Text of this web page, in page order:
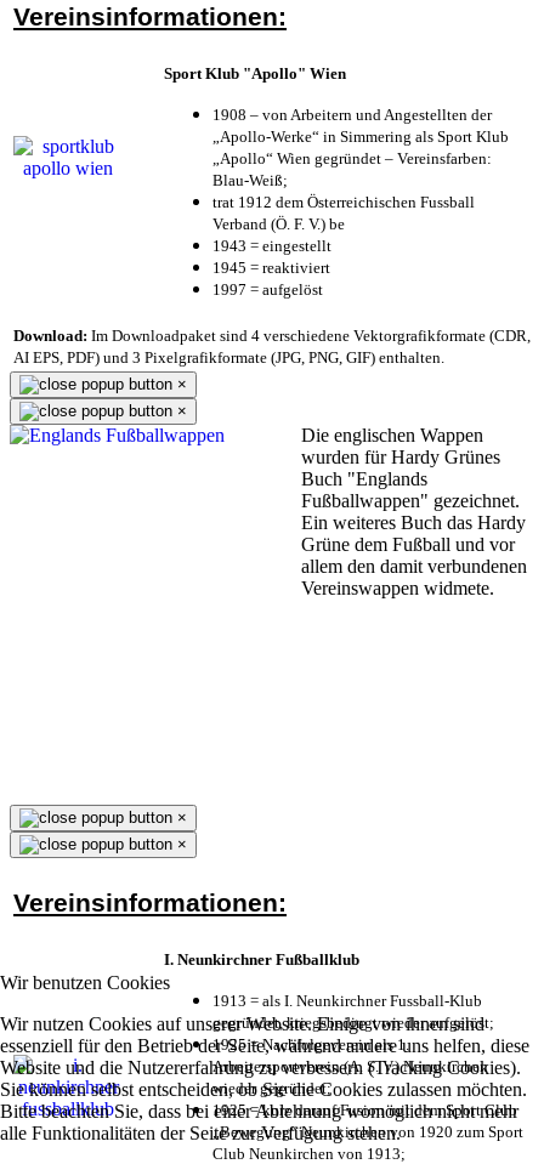
Wir benutzen Cookies
Wir nutzen Cookies auf unserer Website. Einige von ihnen sind
essenziell für den Betrieb der Seite, während andere uns helfen, diese
Website und die Nutzererfahrung zu verbessern (Tracking Cookies).
Sie können selbst entscheiden, ob Sie die Cookies zulassen möchten.
Bitte beachten Sie, dass bei einer Ablehnung womöglich nicht mehr
alle Funktionalitäten der Seite zur Verfügung stehen.
Vereinsinformationen:
Sport Klub "Apollo" Wien
1908 – von Arbeitern und Angestellten der
„Apollo-Werke“ in Simmering als Sport Klub
„Apollo“ Wien gegründet – Vereinsfarben:
Blau-Weiß;
trat 1912 dem Österreichischen Fussball
Verband (Ö. F. V.) be
1943 = eingestellt
1945 = reaktiviert
1997 = aufgelöst
Download: Im Downloadpaket sind 4 verschiedene Vektorgrafikformate (CDR,
AI EPS, PDF) und 3 Pixelgrafikformate (JPG, PNG, GIF) enthalten.
×
×
Die englischen Wappen
wurden für Hardy Grünes
Buch "Englands
Fußballwappen" gezeichnet.
Ein weiteres Buch das Hardy
Grüne dem Fußball und vor
allem den damit verbundenen
Vereinswappen widmete.
×
×
Vereinsinformationen:
I. Neunkirchner Fußballklub
1913 = als I. Neunkirchner Fussball-Klub
gegründet, kriegsbedingt wieder aufgelöst;
1925 = Nachfolgeverein als 1.
Arbeitersportverein (A. S. V.) Neunkirchen
wieder gegründet;
1925 = kurz darauf Fusion mit dem Sport Club
„Bewegung“ Neunkirchen von 1920 zum Sport
Club Neunkirchen von 1913;